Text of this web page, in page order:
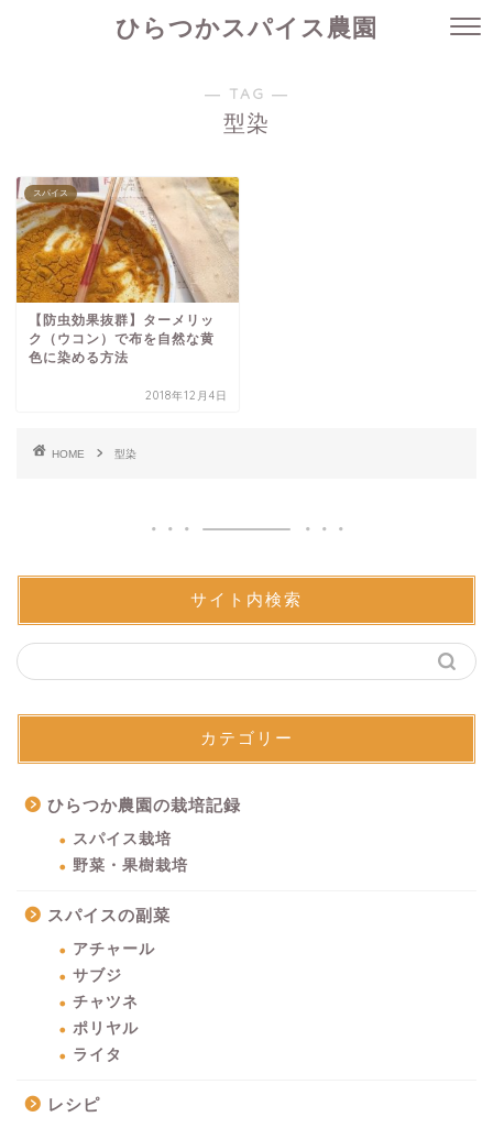
ひらつかスパイス農園
― TAG ―
型染
スパイス
【防虫効果抜群】ターメリッ
ク（ウコン）で布を自然な黄
色に染める方法
2018年12月4日
HOME 型染
サイト内検索
カテゴリー
ひらつか農園の栽培記録
スパイス栽培
野菜・果樹栽培
スパイスの副菜
アチャール
サブジ
チャツネ
ポリヤル
ライタ
レシピ